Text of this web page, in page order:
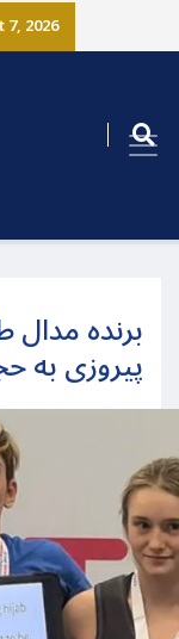
2026
برنده
پیروزی به